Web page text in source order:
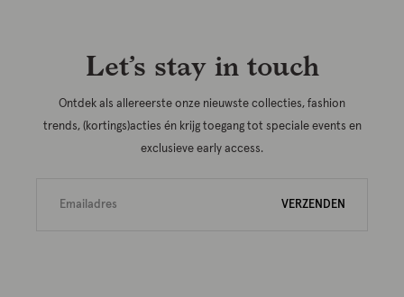
Let’s stay in touch
Ontdek als allereerste onze nieuwste collecties, fashion
trends, (kortings)acties én krijg toegang tot speciale events en
exclusieve early access.
VERZENDEN